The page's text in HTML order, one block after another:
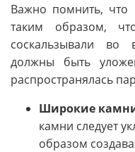
Важно помнить,
таким образом,
соскальзывали
должны быть
распространялась
Широкие
камни следует
образом